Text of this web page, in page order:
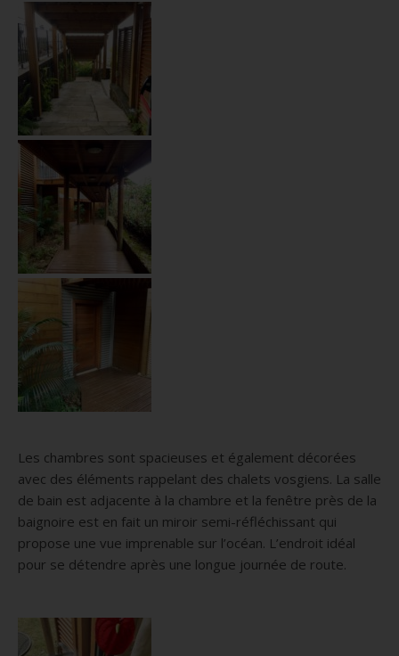
Les chambres sont spacieuses et également décorées
avec des éléments rappelant des chalets vosgiens. La salle
de bain est adjacente à la chambre et la fenêtre près de la
baignoire est en fait un miroir semi-réfléchissant qui
propose une vue imprenable sur l’océan. L’endroit idéal
pour se détendre après une longue journée de route.